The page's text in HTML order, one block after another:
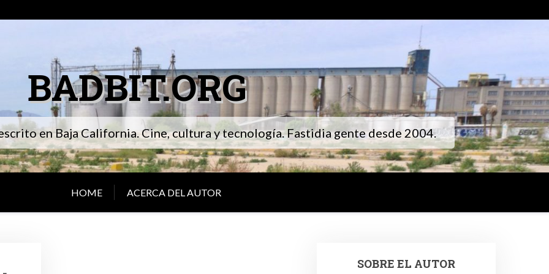
BADBIT.ORG
en Baja California. Cine, cultura y tecnología. Fastidia gente desde 2004.
HOME ACERCA DEL AUTOR
SOBRE EL AUTOR